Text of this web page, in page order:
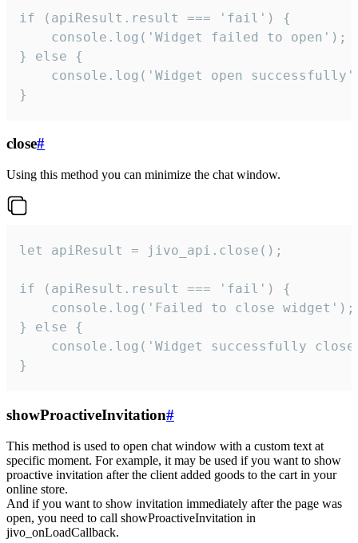
if (apiResult.result === 'fail') {
    console.log('Widget failed to open');
} else {
console.log('Widget open
}
close#
Using this method you can minimize the chat window.
let apiResult = jivo_api.close();
if (apiResult.result === 'fail') {
    console.log('Failed to close widget');
} else {
console.log('Widget successfully
}
showProactiveInvitation#
This method is used to open chat window with a custom text at
specific moment. For example, it may be used if you want to show
proactive invitation after the client added goods to the cart in your
online store.
And if you want to show invitation immediately after the page was
open, you need to call showProactiveInvitation in
jivo_onLoadCallback.